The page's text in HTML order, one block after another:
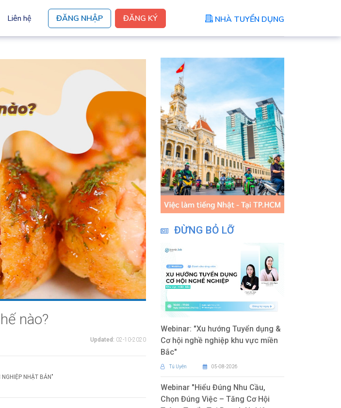
ĐĂNG NHẬP ĐĂNG KÝ NHÀ TUYỂN DỤNG
Liên hệ
nào?
Updated: 02-10-2020
NHẬT BẢN"
ĐỪNG BỎ LỠ
Webinar: "Xu hướng Tuyển dụng &
Cơ hội nghề nghiệp khu vực miền
Bắc"
Tú Uyên 05-08-2026
Webinar "Hiểu Đúng Nhu Cầu,
Chọn Đúng Việc – Tăng Cơ Hội